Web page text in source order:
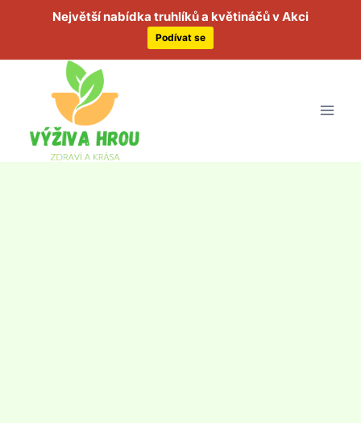
Největší nabídka truhlíků a květináčů v Akci
Podívat se